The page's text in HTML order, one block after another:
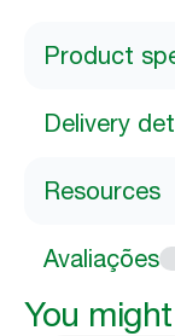
Product
Delivery
Resources
Avaliações
You